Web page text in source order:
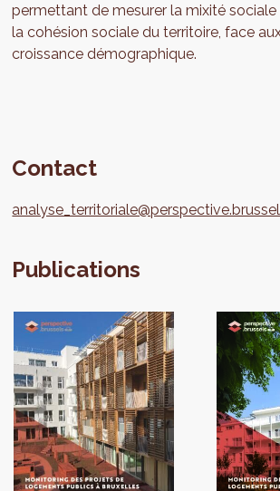
permettant de mesurer la mixité
la cohésion sociale du territoire, face
croissance démographique.
Contact
Publications